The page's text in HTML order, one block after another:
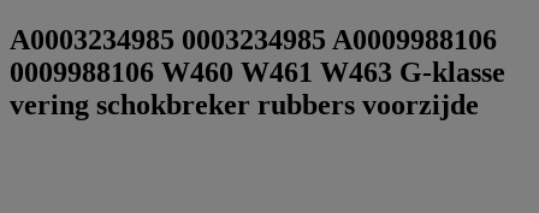
A0003234985 0003234985 A0009988106
0009988106 W460 W461 W463 G-klasse
vering schokbreker rubbers voorzijde